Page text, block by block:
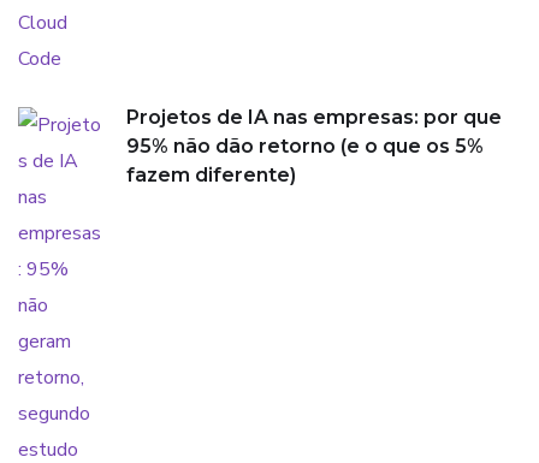
Projetos de IA nas empresas: por que
95% não dão retorno (e o que os 5%
fazem diferente)